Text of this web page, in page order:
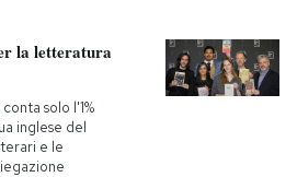
la letteratura
solo l'1%
inglese del
e le